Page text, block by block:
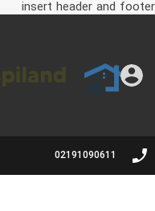
insert header and footer
02191090611